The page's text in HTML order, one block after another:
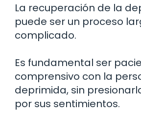
La recuperación de la
puede ser un proceso
complicado.
Es fundamental ser
comprensivo con la
deprimida, sin
por sus sentimientos.